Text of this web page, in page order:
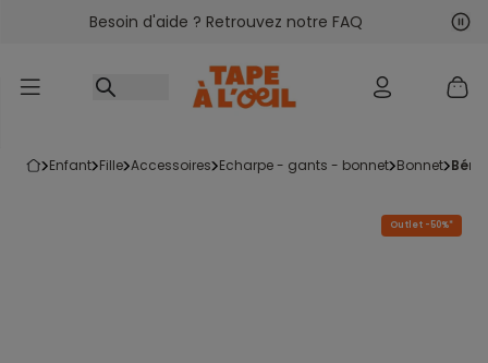
Accéder au contenu
Besoin d'aide ? Retrouvez notre FAQ
enfant fille accessoires echarpe - gants - bonnet bonnet
Outlet -50%*